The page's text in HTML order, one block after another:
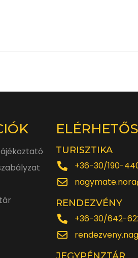
TURISZTIKA
+36-30/190-
RENDEZVÉNY
+36-30/642-